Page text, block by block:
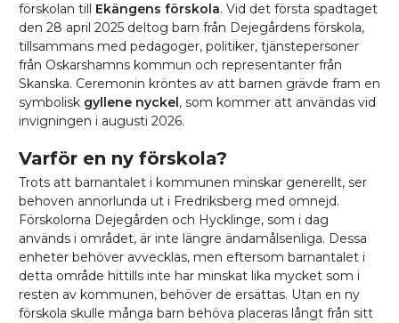
förskolan till Ekängens förskola. Vid det första spadtaget
den 28 april 2025 deltog barn från Dejegårdens förskola,
tillsammans med pedagoger, politiker, tjänstepersoner
från Oskarshamns kommun och representanter från
Skanska. Ceremonin kröntes av att barnen grävde fram en
symbolisk gyllene nyckel, som kommer att användas vid
invigningen i augusti 2026.
Varför en ny förskola?
Trots att barnantalet i kommunen minskar generellt, ser
behoven annorlunda ut i Fredriksberg med omnejd.
Förskolorna Dejegården och Hycklinge, som i dag
används i området, är inte längre ändamålsenliga. Dessa
enheter behöver avvecklas, men eftersom barnantalet i
detta område hittills inte har minskat lika mycket som i
resten av kommunen, behöver de ersättas. Utan en ny
förskola skulle många barn behöva placeras långt från sitt